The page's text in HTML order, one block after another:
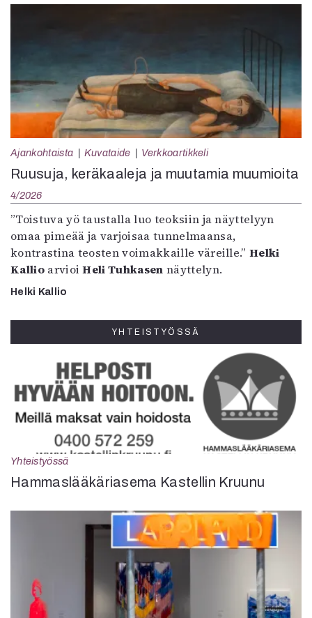
Ajankohtaista Kuvataide Verkkoartikkeli
Ruusuja, keräkaaleja ja muutamia muumioita
4/2026
”Toistuva yö taustalla luo teoksiin ja näyttelyyn
omaa pimeää ja varjoisaa tunnelmaansa,
kontrastina teosten voimakkaille väreille.”Helki
KallioarvioiHeli Tuhkasen näyttelyn.
Helki Kallio
YHTEISTYÖSSÄ
Yhteistyössä
Hammaslääkäriasema Kastellin Kruunu